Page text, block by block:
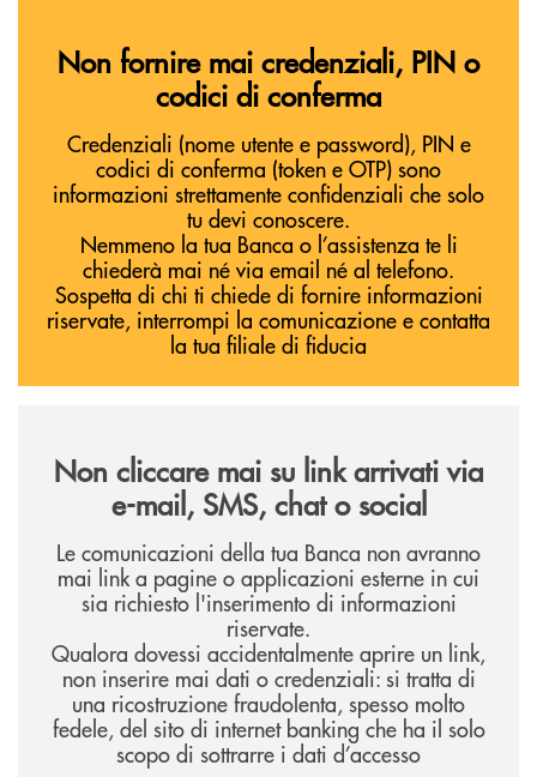
Non fornire mai credenziali, PIN o
codici di conferma
Credenziali (nome utente e password), PIN e
codici di conferma (token e OTP) sono
informazioni strettamente confidenziali che solo
tu devi conoscere.
Nemmeno la tua Banca o l’assistenza te li
chiederà mai né via email né al telefono.
Sospetta di chi ti chiede di fornire informazioni
riservate, interrompi la comunicazione e contatta
la tua filiale di fiducia
Non cliccare mai su link arrivati via
e-mail, SMS, chat o social
Le comunicazioni della tua Banca non avranno
mai link a pagine o applicazioni esterne in cui
sia richiesto l'inserimento di informazioni
riservate.
Qualora dovessi accidentalmente aprire un link,
non inserire mai dati o credenziali: si tratta di
una ricostruzione fraudolenta, spesso molto
fedele, del sito di internet banking che ha il solo
scopo di sottrarre i dati d’accesso